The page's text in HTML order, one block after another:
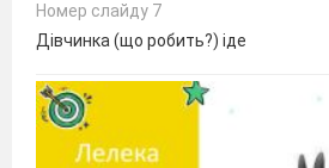
Номер слайду 7
Дівчинка (що робить?) іде